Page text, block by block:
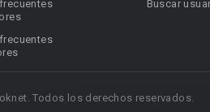
Buscar
Todos los derechos reservados.